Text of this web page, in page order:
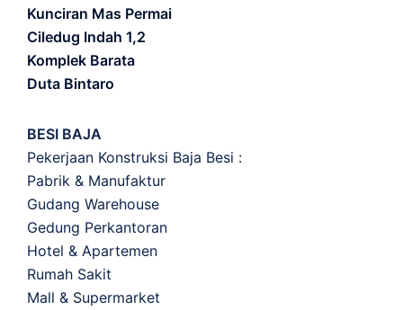
Kunciran Mas Permai
Ciledug Indah 1,2
Komplek Barata
Duta Bintaro
BESI BAJA
Pekerjaan Konstruksi Baja Besi :
Pabrik & Manufaktur
Gudang Warehouse
Gedung Perkantoran
Hotel & Apartemen
Rumah Sakit
Mall & Supermarket